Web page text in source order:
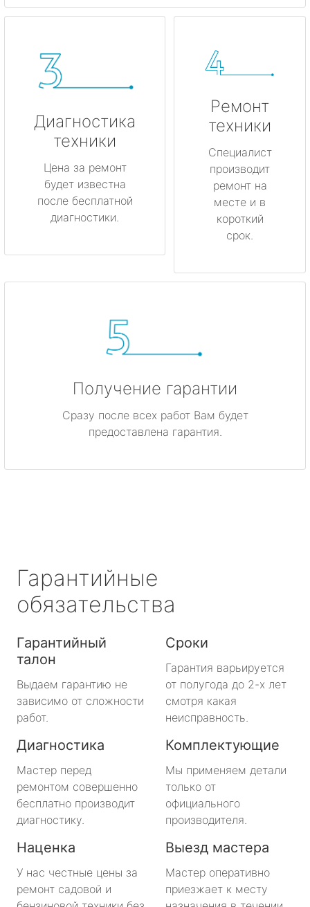
Диагностика
техники
Цена за ремонт
будет известна
после бесплатной
диагностики.
Ремонт
техники
Специалист
производит
ремонт на
месте и в
короткий
срок.
Получение гарантии
Сразу после всех работ Вам будет
предоставлена гарантия.
Гарантийные
обязательства
Гарантийный
талон
Выдаем гарантию не
зависимо от сложности
работ.
Сроки
Гарантия варьируется
от полугода до 2-х лет
смотря какая
неисправность.
Диагностика
Мастер перед
ремонтом совершенно
бесплатно производит
диагностику.
Комплектующие
Мы применяем детали
только от
официального
производителя.
Наценка
У нас честные цены за
ремонт садовой и
Выезд мастера
Мастер оперативно
приезжает к месту